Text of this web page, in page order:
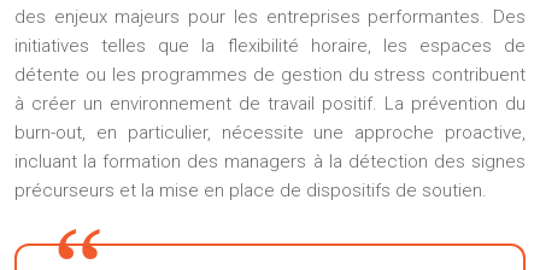
des enjeux majeurs pour les entreprises performantes. Des
initiatives telles que la flexibilité horaire, les espaces de
détente ou les programmes de gestion du stress contribuent
à créer un environnement de travail positif. La prévention du
burn-out, en particulier, nécessite une approche proactive,
incluant la formation des managers à la détection des signes
précurseurs et la mise en place de dispositifs de soutien.